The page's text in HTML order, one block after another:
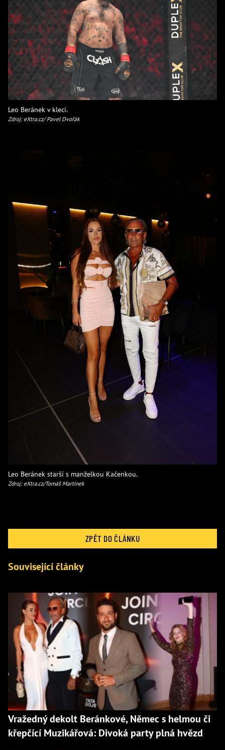
Leo Beránek v kleci.
Zdroj: eXtra.cz/ Pavel Dvořák
Leo Beránek starší s manželkou Kačenkou.
Zdroj: eXtra.cz/Tomáš Martínek
ZPĚT DO ČLÁNKU
Související články
Vražedný dekolt Beránkové, Němec s helmou či
křepčící Muzikářová: Divoká party plná hvězd